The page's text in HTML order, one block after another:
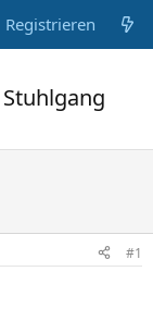
Registrieren
#1